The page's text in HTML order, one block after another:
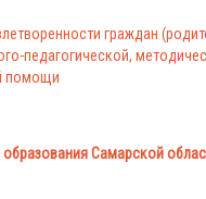
граждан
педагогической,
помощи
Самарской